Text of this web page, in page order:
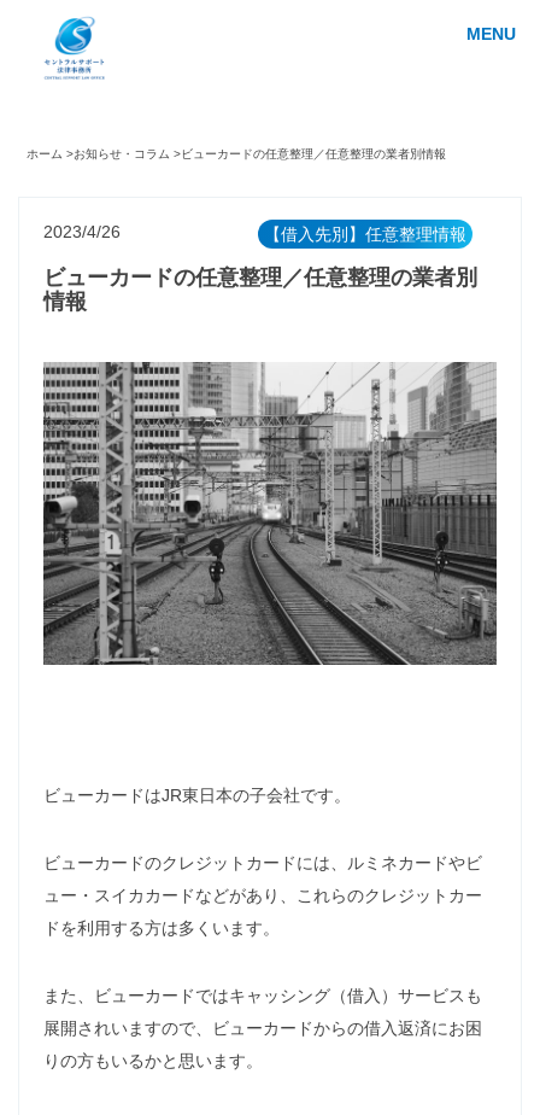
MENU
ホーム >お知らせ・コラム >ビューカードの任意整理／任意整理の業者別情報
2023/4/26
ビューカードの任意整理／任意整理の業者別
情報
【借入先別】任意整理情報
ビューカードはJR東日本の子会社です。
ビューカードのクレジットカードには、ルミネカードやビ
ュー・スイカカードなどがあり、これらのクレジットカー
ドを利用する方は多くいます。
また、ビューカードではキャッシング（借入）サービスも
展開されいますので、ビューカードからの借入返済にお困
りの方もいるかと思います。